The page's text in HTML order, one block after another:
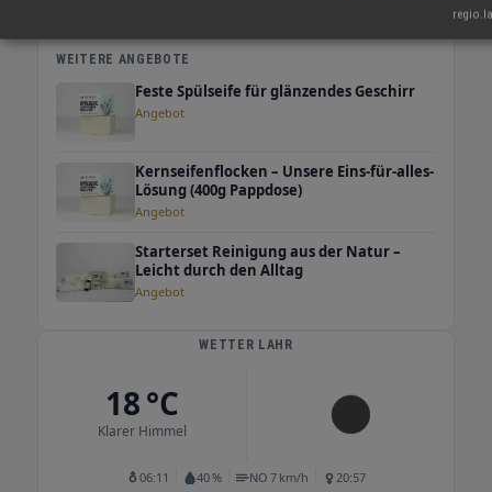
wieder durch - und aufatmen. Sie helfen
unserem Planeten und sie helfen der Haut,
denn weniger macht mehr. Melanie und Jana-
Lea Teste dich durch!
WEITERE ANGEBOTE
Feste Spülseife für glänzendes Geschirr
Angebot
Kernseifenflocken – Unsere Eins-für-alles-
Lösung (400g Pappdose)
Angebot
Starterset Reinigung aus der Natur –
Leicht durch den Alltag
Angebot
WETTER LAHR
18 °C
Klarer Himmel
06:11 40 % NO 7 km/h 20:57